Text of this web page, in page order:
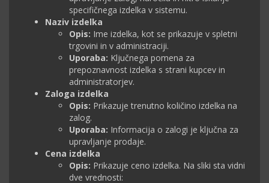
specifičnega izdelka v sistemu.
Naziv izdelka
Opis: Ime izdelka, kot se prikazuje v spletni
trgovini in v administraciji.
Uporaba: Ključnega pomena za
prepoznavnost izdelka s strani kupcev in
administratorjev.
Zaloga izdelka
Opis: Prikazuje trenutno količino izdelka na
zalog.
Uporaba: Informacija o zalogi je ključna za
upravljanje prodaje.
Cena izdelka
Opis: Prikazuje ceno izdelka. Na sliki sta vidni
dve vrednosti: